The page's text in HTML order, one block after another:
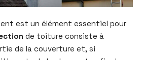
est un élément essentiel pour
de toiture consiste à
de la couverture et, si